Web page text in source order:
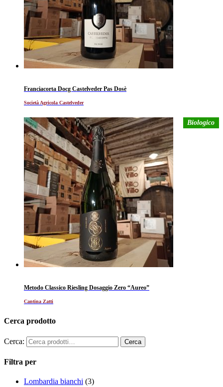
Franciacorta Docg Castelveder Pas Dosè
Società Agricola Castelveder
Biologico
Metodo Classico Riesling Dosaggio Zero “Aureo”
Cantina Zatti
Cerca prodotto
Cerca:
Filtra per
Lombardia bianchi (3)